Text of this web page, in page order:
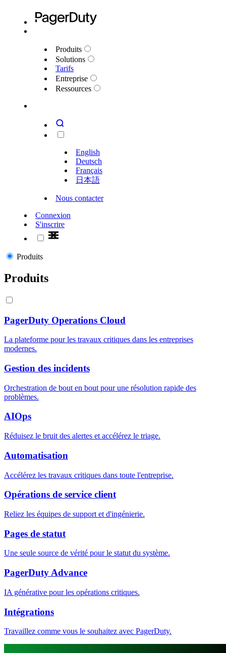
Produits
Solutions
Tarifs
Entreprise
Ressources
English
Deutsch
Français
日本語
Nous contacter
Connexion
S'inscrire
Produits
Produits
PagerDuty Operations Cloud
La plateforme pour les travaux critiques dans les entreprises
modernes.
Gestion des incidents
Orchestration de bout en bout pour une résolution rapide des
problèmes.
AIOps
Réduisez le bruit des alertes et accélérez le triage.
Automatisation
Accélérez les travaux critiques dans toute l'entreprise.
Opérations de service client
Reliez les équipes de support et d'ingénierie.
Pages de statut
Une seule source de vérité pour le statut du système.
PagerDuty Advance
IA générative pour les opérations critiques.
Intégrations
Travaillez comme vous le souhaitez avec PagerDuty.